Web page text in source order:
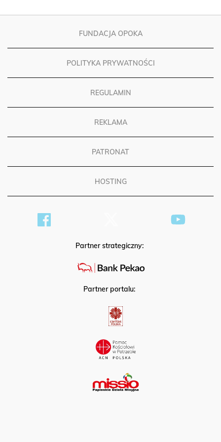
FUNDACJA OPOKA
POLITYKA PRYWATNOŚCI
REGULAMIN
REKLAMA
PATRONAT
HOSTING
Partner strategiczny:
Partner portalu: